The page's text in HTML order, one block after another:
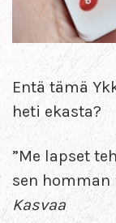
Entä tämä
heti ekasta?
”Me lapset
sen homman
Kasvaa